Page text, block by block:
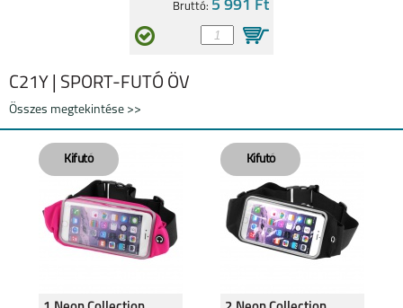
Bruttó: 5 991 Ft
C21Y | SPORT-FUTÓ ÖV
Összes megtekintése >>